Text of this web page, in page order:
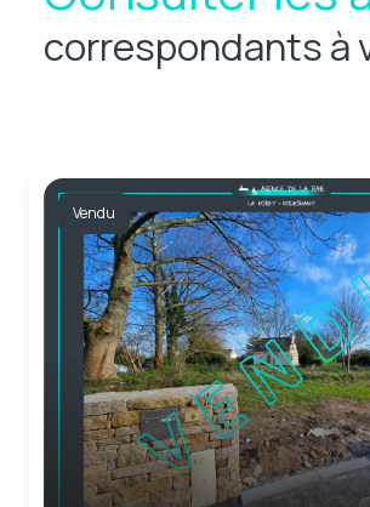
correspondants à
Vendu